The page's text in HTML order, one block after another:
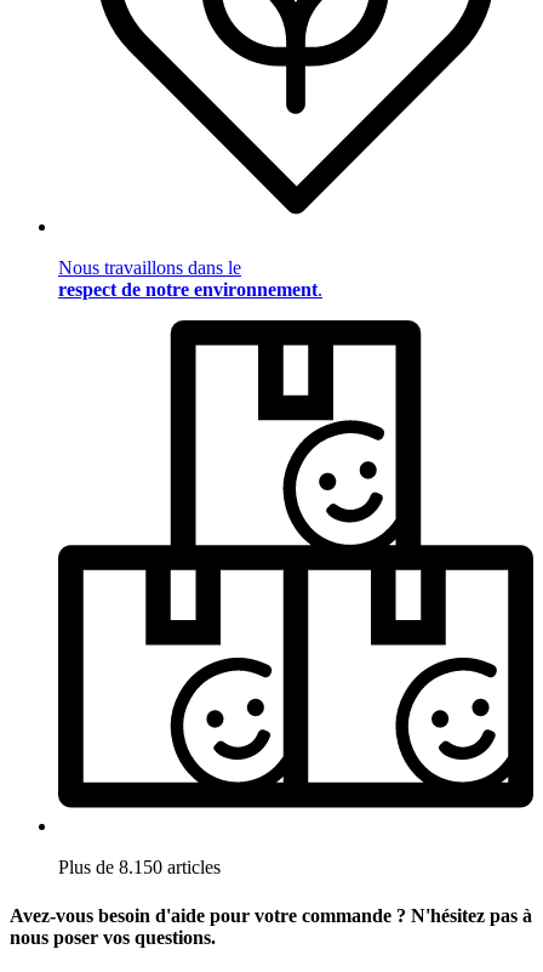
Nous travaillons dans le
respect de notre environnement.
Plus de 8.150 articles
Avez-vous besoin d'aide pour votre commande ? N'hésitez pas à
nous poser vos questions.